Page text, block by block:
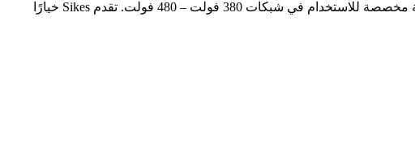
أنظمة VSD (خاصة للمحولات أو مزودات الطاقة التبديلية) لتغيير جهد الخرج PWM للمحول وتوليد جهد شبه جيبي. السلسلة السلبية مخصصة للاستخدام في شبكات 380 فولت – 480 فولت. تقدم Sikes خيارًا